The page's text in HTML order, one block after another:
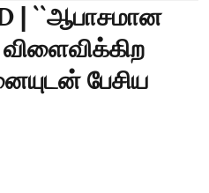
| ``ஆபாசமான
பேசிய